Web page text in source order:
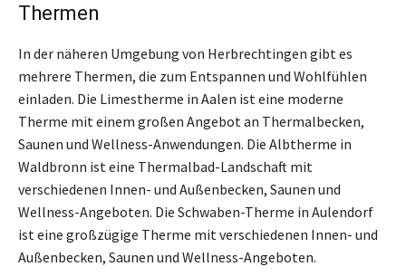
Thermen
In der näheren Umgebung von Herbrechtingen gibt es
mehrere Thermen, die zum Entspannen und Wohlfühlen
einladen. Die Limestherme in Aalen ist eine moderne
Therme mit einem großen Angebot an Thermalbecken,
Saunen und Wellness-Anwendungen. Die Albtherme in
Waldbronn ist eine Thermalbad-Landschaft mit
verschiedenen Innen- und Außenbecken, Saunen und
Wellness-Angeboten. Die Schwaben-Therme in Aulendorf
ist eine großzügige Therme mit verschiedenen Innen- und
Außenbecken, Saunen und Wellness-Angeboten.